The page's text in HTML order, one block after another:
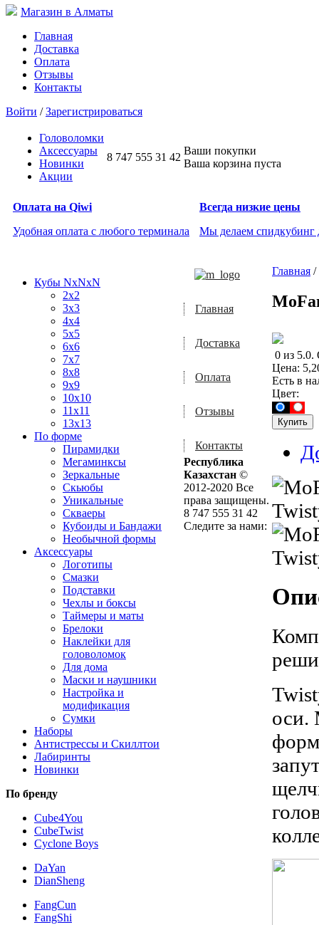
Магазин в Алматы
Главная
Доставка
Оплата
Отзывы
Контакты
Войти /Зарегистрироваться
Головоломки
Аксессуары
Новинки
Акции
8 747 555 31 42
Ваши покупки
Ваша корзина пуста
Оплата на Qiwi
Удобная оплата с любого терминала
Всегда низкие цены
Мы делаем спидкубинг
Кубы NxNxN
2x2
3x3
4x4
5x5
6x6
7x7
8x8
9x9
10x10
11x11
13x13
По форме
Пирамидки
Мегаминксы
Зеркальные
Скьюбы
Уникальные
Скваеры
Кубоиды и Бандажи
Необычной формы
Аксессуары
Логотипы
Смазки
Подставки
Чехлы и боксы
Таймеры и маты
Брелоки
Наклейки для
головоломок
Для дома
Маски и наушники
Настройка и
модификация
Сумки
Наборы
Антистрессы и Скиллтои
Лабиринты
Новинки
По бренду
Cube4You
CubeTwist
Cyclone Boys
DaYan
DianSheng
FangCun
FangShi
Главная /
0 из 5.0.
Цена:
Есть в
Цвет:
оси.
Главная
Доставка
Оплата
Отзывы
Контакты
Республика
Казахстан ©
2012-2020 Все
права защищены.
8 747 555 31 42
Следите за нами: